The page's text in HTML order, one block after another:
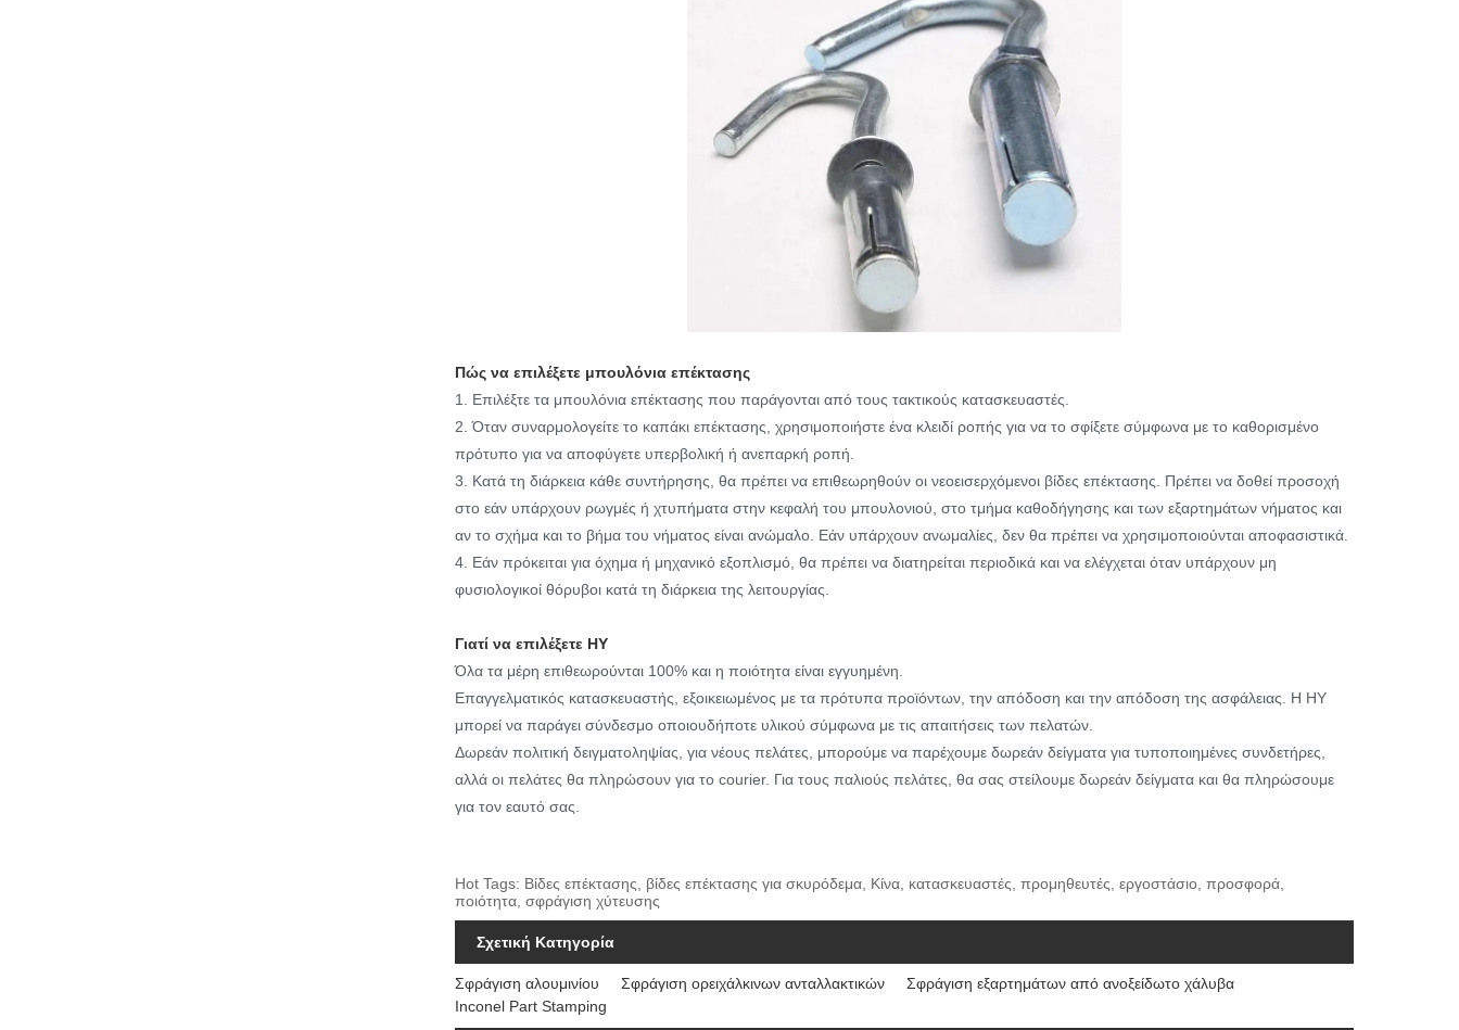
Πώς να επιλέξετε μπουλόνια επέκτασης
1. Επιλέξτε τα μπουλόνια επέκτασης που παράγονται από τους τακτικούς κατασκευαστές.
2. Όταν συναρμολογείτε το καπάκι επέκτασης, χρησιμοποιήστε ένα κλειδί ροπής για να το σφίξετε σύμφωνα με το καθορισμένο
πρότυπο για να αποφύγετε υπερβολική ή ανεπαρκή ροπή.
3. Κατά τη διάρκεια κάθε συντήρησης, θα πρέπει να επιθεωρηθούν οι νεοεισερχόμενοι βίδες επέκτασης. Πρέπει να δοθεί προσοχή
στο εάν υπάρχουν ρωγμές ή χτυπήματα στην κεφαλή του μπουλονιού, στο τμήμα καθοδήγησης και των εξαρτημάτων νήματος και
αν το σχήμα και το βήμα του νήματος είναι ανώμαλο. Εάν υπάρχουν ανωμαλίες, δεν θα πρέπει να χρησιμοποιούνται αποφασιστικά.
4. Εάν πρόκειται για όχημα ή μηχανικό εξοπλισμό, θα πρέπει να διατηρείται περιοδικά και να ελέγχεται όταν υπάρχουν μη
φυσιολογικοί θόρυβοι κατά τη διάρκεια της λειτουργίας.
Γιατί να επιλέξετε HY
Όλα τα μέρη επιθεωρούνται 100% και η ποιότητα είναι εγγυημένη.
Επαγγελματικός κατασκευαστής, εξοικειωμένος με τα πρότυπα προϊόντων, την απόδοση και την απόδοση της ασφάλειας. Η HY
μπορεί να παράγει σύνδεσμο οποιουδήποτε υλικού σύμφωνα με τις απαιτήσεις των πελατών.
Δωρεάν πολιτική δειγματοληψίας, για νέους πελάτες, μπορούμε να παρέχουμε δωρεάν δείγματα για τυποποιημένες συνδετήρες,
αλλά οι πελάτες θα πληρώσουν για το courier. Για τους παλιούς πελάτες, θα σας στείλουμε δωρεάν δείγματα και θα πληρώσουμε
για τον εαυτό σας.
Hot Tags: Βίδες επέκτασης, βίδες επέκτασης για σκυρόδεμα, Κίνα, κατασκευαστές, προμηθευτές, εργοστάσιο, προσφορά,
ποιότητα, σφράγιση χύτευσης
Σχετική Κατηγορία
Σφράγιση αλουμινίου Σφράγιση ορειχάλκινων ανταλλακτικών
Σφράγιση εξαρτημάτων από ανοξείδωτο χάλυβα
Inconel Part Stamping